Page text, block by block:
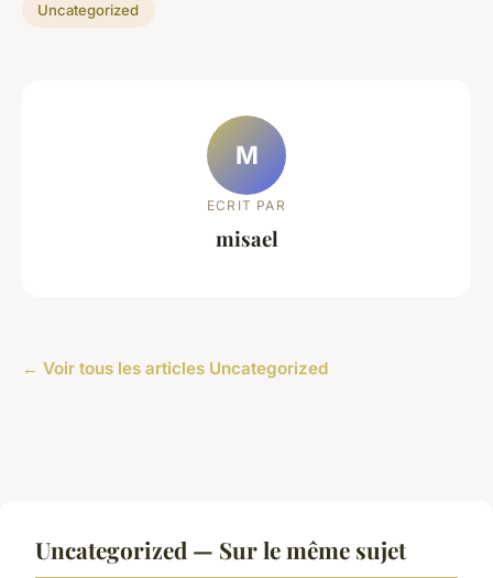
Uncategorized
M
ECRIT PAR
misael
← Voir tous les articles Uncategorized
Uncategorized — Sur le même sujet